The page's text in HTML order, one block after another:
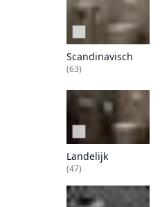
Scandinavisch
(63)
Landelijk
(47)